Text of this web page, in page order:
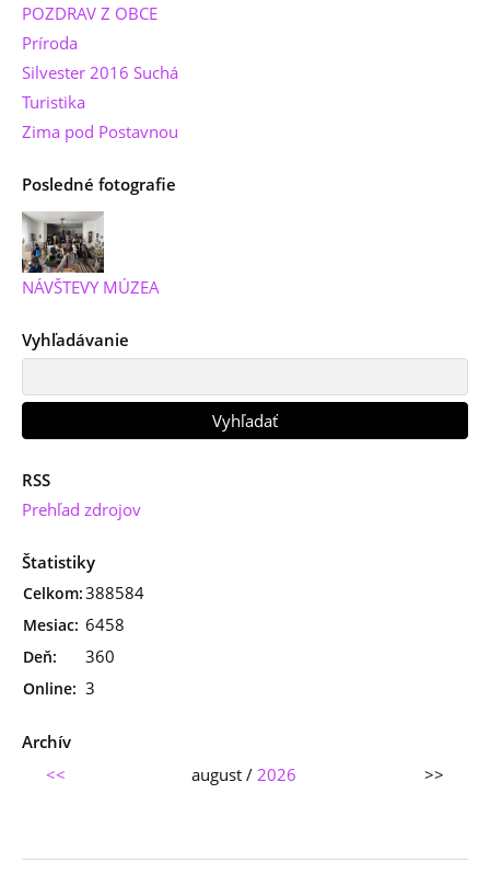
POZDRAV Z OBCE
Príroda
Silvester 2016 Suchá
Turistika
Zima pod Postavnou
Posledné fotografie
NÁVŠTEVY MÚZEA
Vyhľadávanie
RSS
Prehľad zdrojov
Štatistiky
Online: 3
Celkom:388584
Mesiac: 6458
Deň: 360
Archív
<<
august / 2026 >>